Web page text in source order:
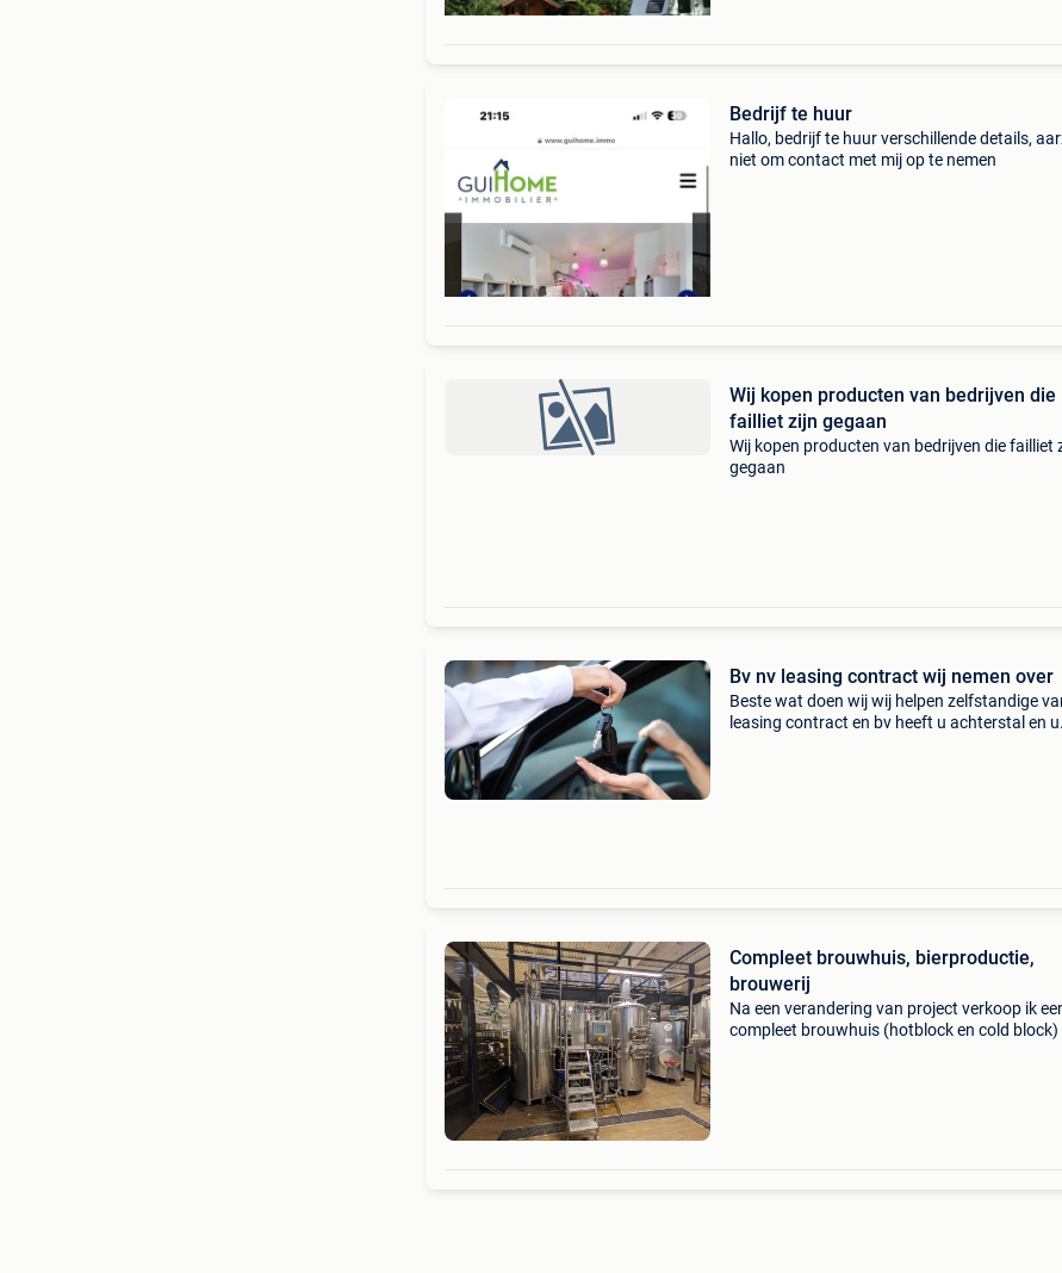
Bedrijf te huur
Hallo, bedrijf te huur verschillende details,
niet om contact met mij op te nemen
Wij kopen producten van bedrijven die
failliet zijn gegaan
Wij kopen producten van bedrijven die failliet
gegaan
Bv nv leasing contract wij nemen over
Beste wat doen wij wij helpen zelfstandige
leasing contract en bv heeft u achterstal en u
Compleet brouwhuis, bierproductie,
brouwerij
Na een verandering van project verkoop ik
compleet brouwhuis (hotblock en cold block)